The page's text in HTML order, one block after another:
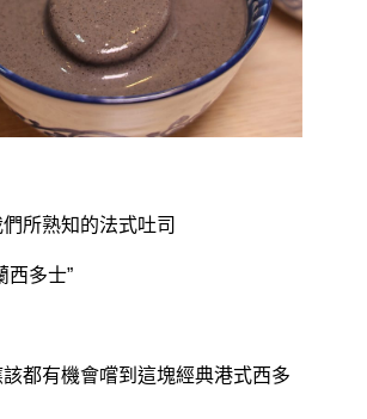
所熟知的法式吐司
西多士”
都有機會嚐到這塊經典港式西多